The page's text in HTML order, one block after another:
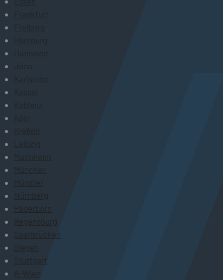
Frankfurt
Freiburg
Hamburg
Hannover
Jena
Karlsruhe
Kassel
Koblenz
Köln
Krefeld
Leipzig
Mannheim
München
Münster
Nürnberg
Paderborn
Regensburg
Saarbrücken
Siegen
Stuttgart
A-Wien